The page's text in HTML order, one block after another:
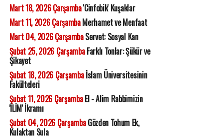
Mart 18, 2026 Çarşamba'Cinfobik' Kuşaklar
Mart 11, 2026 ÇarşambaMerhamet ve Menfaat
Mart 04, 2026 ÇarşambaServet: Sosyal Kan
Şubat 25, 2026 ÇarşambaFarklı Tonlar: Şükür ve
Şikayet
Şubat 18, 2026 Çarşambaİslam Üniversitesinin
Fakülteleri
Şubat 11, 2026 ÇarşambaEl - Alim Rabbimizin
'İLİM' İkramı
Şubat 04, 2026 ÇarşambaGözden Tohum Ek,
Kulaktan Sula